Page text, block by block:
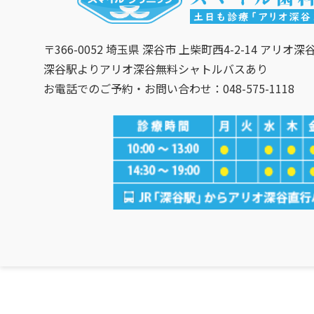
〒366-0052 埼玉県 深谷市 上柴町西4-2-14 アリオ深
深谷駅よりアリオ深谷無料シャトルバスあり
お電話でのご予約・お問い合わせ：048-575-1118